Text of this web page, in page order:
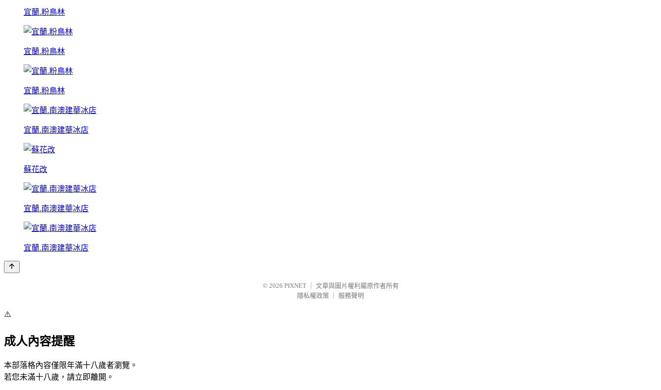
宜蘭.粉鳥林
宜蘭.粉鳥林
宜蘭.粉鳥林
宜蘭.南澳建華冰店
蘇花改
宜蘭.南澳建華冰店
宜蘭.南澳建華冰店
© 2026 PIXNET
文章與圖片權利屬原作者所有
隱私權政策
服務聲明
⚠️
成人內容提醒
本部落格內容僅限年滿十八歲者瀏覽。
若您未滿十八歲，請立即離開。